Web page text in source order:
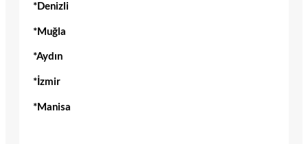
*Denizli
*Muğla
*Aydın
*İzmir
*Manisa